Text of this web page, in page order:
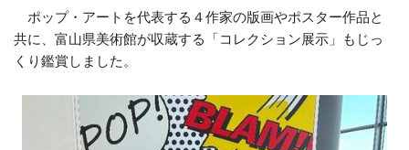
ポップ・アートを代表する４作家の版画やポスター作品と
共に、富山県美術館が収蔵する「コレクション展示」もじっ
くり鑑賞しました。